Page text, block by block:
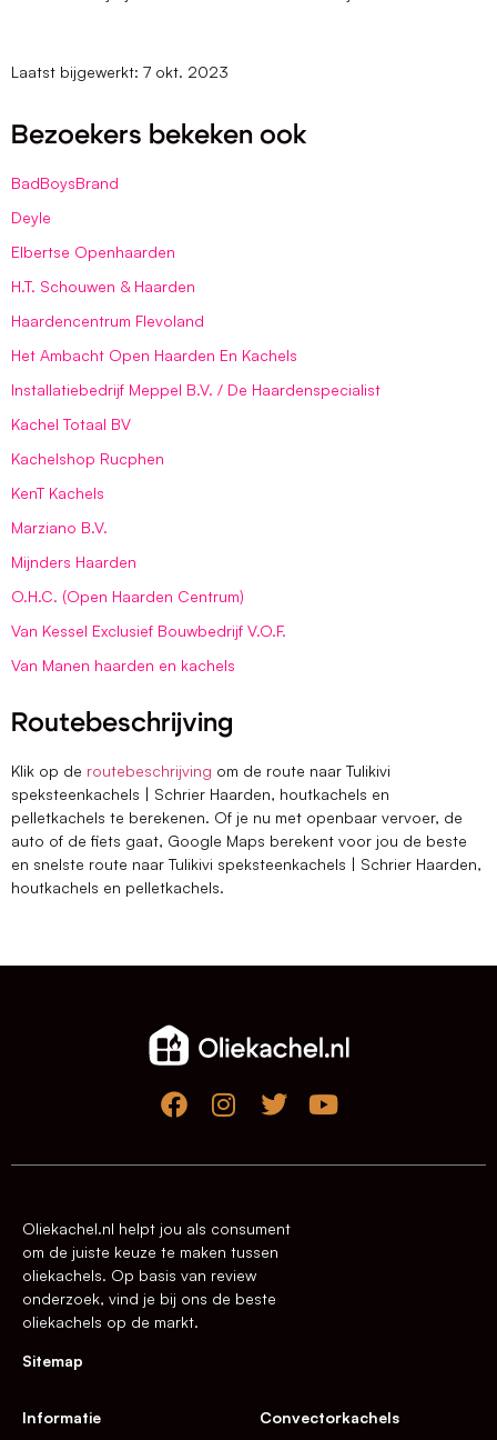
Laatst bijgewerkt: 7 okt. 2023
Bezoekers bekeken ook
BadBoysBrand
Deyle
Elbertse Openhaarden
H.T. Schouwen & Haarden
Haardencentrum Flevoland
Het Ambacht Open Haarden En Kachels
Installatiebedrijf Meppel B.V. / De Haardenspecialist
Kachel Totaal BV
Kachelshop Rucphen
KenT Kachels
Marziano B.V.
Mijnders Haarden
O.H.C. (Open Haarden Centrum)
Van Kessel Exclusief Bouwbedrijf V.O.F.
Van Manen haarden en kachels
Routebeschrijving
Klik op de routebeschrijving om de route naar Tulikivi
speksteenkachels | Schrier Haarden, houtkachels en
pelletkachels te berekenen. Of je nu met openbaar vervoer, de
auto of de fiets gaat, Google Maps berekent voor jou de beste
en snelste route naar Tulikivi speksteenkachels | Schrier Haarden,
houtkachels en pelletkachels.
Oliekachel.nl helpt jou als consument
om de juiste keuze te maken tussen
oliekachels. Op basis van review
onderzoek, vind je bij ons de beste
oliekachels op de markt.
Sitemap
Informatie Convectorkachels